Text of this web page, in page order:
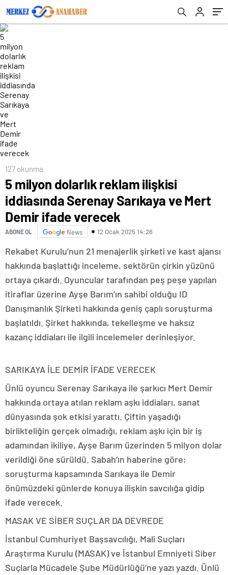
verecek
127 okunma
5 milyon dolarlık reklam ilişkisi
iddiasında Serenay Sarıkaya ve Mert
Demir ifade verecek
ABONE OL News 12 Ocak 2025 14:26
Rekabet Kurulu’nun 21 menajerlik şirketi ve kast ajansı
hakkında başlattığı inceleme, sektörün çirkin yüzünü
ortaya çıkardı. Oyuncular tarafından peş peşe yapılan
itiraflar üzerine Ayşe Barım’ın sahibi olduğu ID
Danışmanlık Şirketi hakkında geniş çaplı soruşturma
başlatıldı. Şirket hakkında, tekelleşme ve haksız
kazanç iddiaları ile ilgili incelemeler derinleşiyor.
SARIKAYA İLE DEMİR İFADE VERECEK
Ünlü oyuncu Serenay Sarıkaya ile şarkıcı Mert Demir
hakkında ortaya atılan reklam aşkı iddiaları, sanat
dünyasında şok etkisi yarattı. Çiftin yaşadığı
birlikteliğin gerçek olmadığı, reklam aşkı için bir iş
adamından ikiliye, Ayşe Barım üzerinden 5 milyon dolar
verildiği öne sürüldü. Sabah’ın haberine göre;
soruşturma kapsamında Sarıkaya ile Demir
önümüzdeki günlerde konuya ilişkin savcılığa gidip
ifade verecek.
MASAK VE SİBER SUÇLAR DA DEVREDE
İstanbul Cumhuriyet Başsavcılığı, Mali Suçları
Araştırma Kurulu (MASAK) ve İstanbul Emniyeti Siber
Suçlarla Mücadele Şube Müdürlüğü’ne yazı yazdı. Ünlü